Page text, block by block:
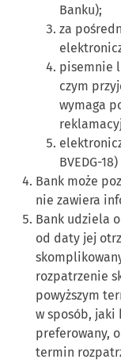
Banku);
za
pisemnie
czym
wymaga
BVEDG-
Bank może
nie zawiera
Bank udziela
od daty jej
rozpatrzenie
powyższym
w sposób, jaki
preferowany,
termin